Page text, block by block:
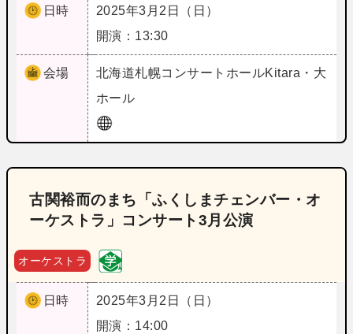
日時
2025年3月2日（日）
開演：13:30
会場 北海道札幌コンサートホールKitara・大
ホール
古関裕而のまち「ふくしまチェンバー・オ
ーケストラ」コンサート3月公演
オーケストラ
日時
2025年3月2日（日）
開演：14:00